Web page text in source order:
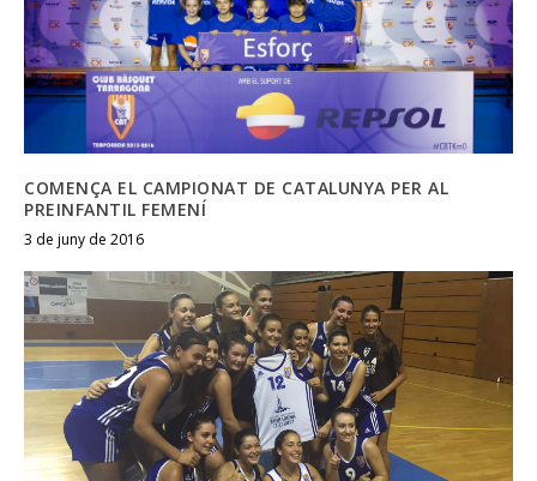
COMENÇA EL CAMPIONAT DE CATALUNYA PER AL
PREINFANTIL FEMENÍ
3 de juny de 2016